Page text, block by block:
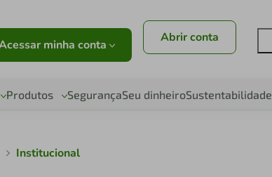
minha conta Abrir conta
Produtos SegurançaSeu dinheiroSustentabilidade
Institucional